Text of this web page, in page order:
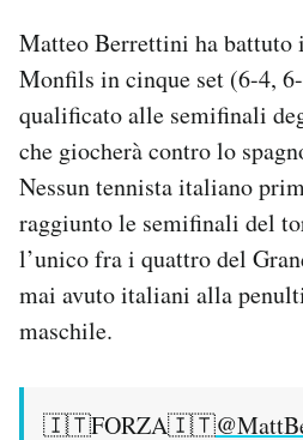
SHOP
CALENDARIO
AREA PERSONALE
Area Personale
Newsletter
Notifiche mobile
Regala il Post
Matteo Berrettini ha battuto
Monfils in cinque set (6-4,
qualificato alle semifinali
che giocherà contro lo
Nessun tennista italiano
raggiunto le semifinali del
l’unico fra i quattro del
mai avuto italiani alla
maschile.
🇮🇹FORZA🇮🇹